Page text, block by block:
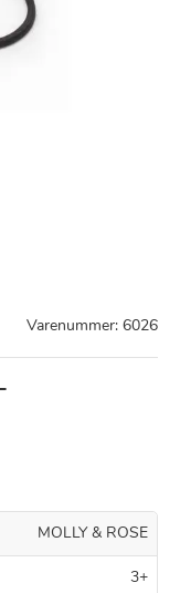
Varenummer: 6026
MOLLY & ROSE
3+